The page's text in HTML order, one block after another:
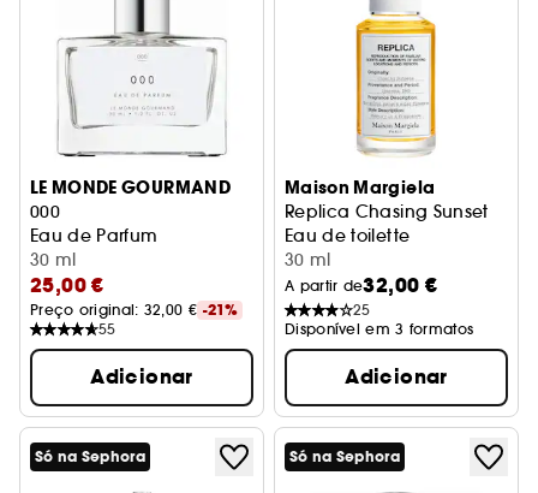
LE MONDE GOURMAND
000
Eau de Parfum
30 ml
25,00 €
Preço original: 32,00 € -21%
55
Adicionar
Maison Margiela
Replica Chasing Sunset
Eau de toilette
30 ml
A partir de32,00 €
25
Disponível em 3 formatos
Adicionar
Só na Sephora Só na Sephora